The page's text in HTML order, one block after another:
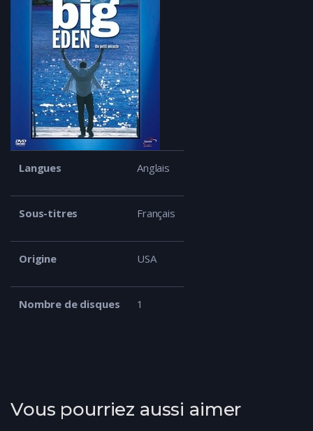
Langues Anglais
Sous-titres Français
Origine USA
Nombre de disques 1
Vous pourriez aussi aimer